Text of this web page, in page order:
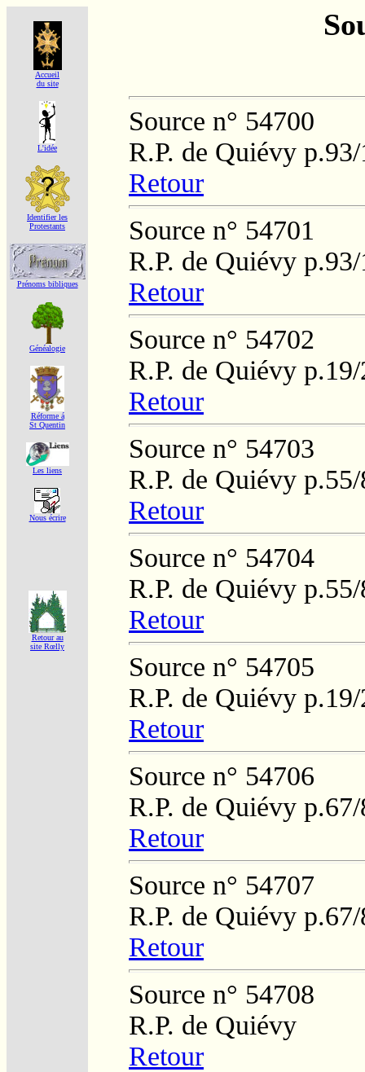
Accueil
du site
L'idée
Identifier les
Protestants
Prénoms bibliques
Généalogie
Réforme á
St Quentin
Les liens
Nous écrire
Retour au
site Rœlly
Source n° 54700
R.P. de Quiévy
Retour
Source n° 54701
R.P. de Quiévy
Retour
Source n° 54702
R.P. de Quiévy
Retour
Source n° 54703
R.P. de Quiévy
Retour
Source n° 54704
R.P. de Quiévy
Retour
Source n° 54705
R.P. de Quiévy
Retour
Source n° 54706
R.P. de Quiévy
Retour
Source n° 54707
R.P. de Quiévy
Retour
Source n° 54708
R.P. de Quiévy
Retour